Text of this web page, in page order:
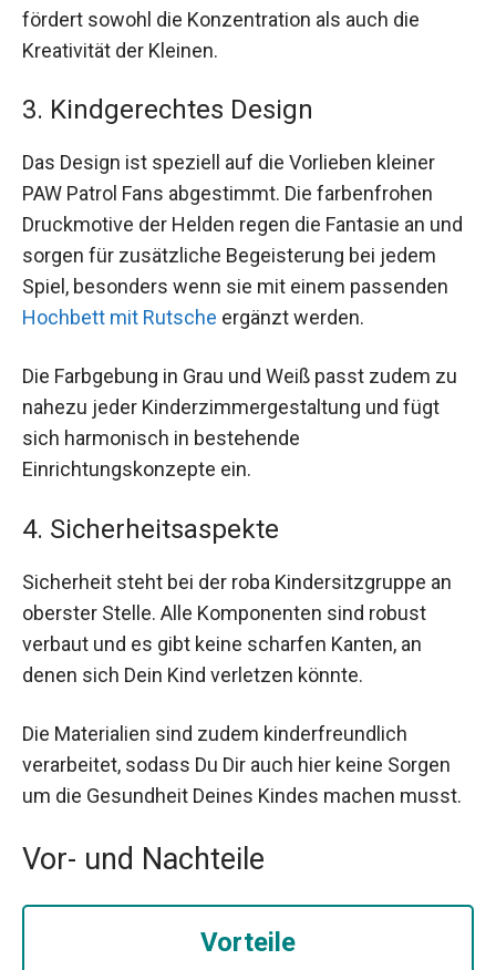
fördert sowohl die Konzentration als auch die
Kreativität der Kleinen.
3. Kindgerechtes Design
Das Design ist speziell auf die Vorlieben kleiner
PAW Patrol Fans abgestimmt. Die farbenfrohen
Druckmotive der Helden regen die Fantasie an und
sorgen für zusätzliche Begeisterung bei jedem
Spiel, besonders wenn sie mit einem passenden
Hochbett mit Rutsche ergänzt werden.
Die Farbgebung in Grau und Weiß passt zudem zu
nahezu jeder Kinderzimmergestaltung und fügt
sich harmonisch in bestehende
Einrichtungskonzepte ein.
4. Sicherheitsaspekte
Sicherheit steht bei der roba Kindersitzgruppe an
oberster Stelle. Alle Komponenten sind robust
verbaut und es gibt keine scharfen Kanten, an
denen sich Dein Kind verletzen könnte.
Die Materialien sind zudem kinderfreundlich
verarbeitet, sodass Du Dir auch hier keine Sorgen
um die Gesundheit Deines Kindes machen musst.
Vor- und Nachteile
Vorteile